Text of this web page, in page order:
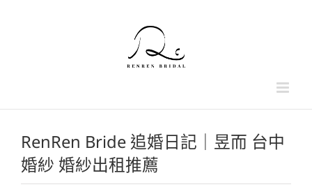
RenRen Bride 追婚日記｜昱而 台中
婚紗 婚紗出租推薦